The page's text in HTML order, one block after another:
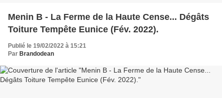
Menin B - La Ferme de la Haute Cense... Dégâts
Toiture Tempête Eunice (Fév. 2022).
Publié le 19/02/2022 à 15:21
Par Brandodean